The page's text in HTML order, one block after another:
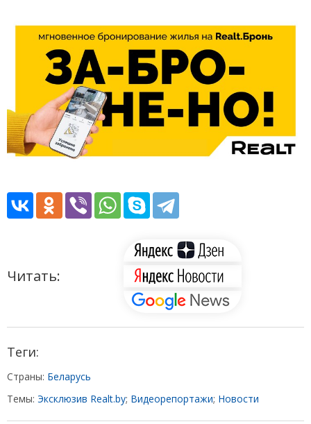
Читать:
Теги:
Страны: Беларусь
Темы: Эксклюзив Realt.by; Видеорепортажи; Новости